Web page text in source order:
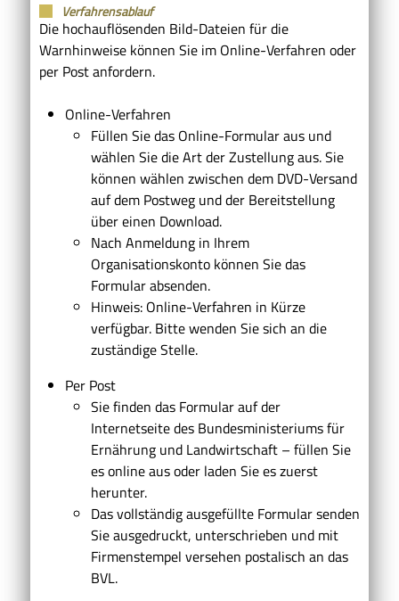
Verfahrensablauf
Die hochauflösenden Bild-Dateien für die
Warnhinweise können Sie im Online-Verfahren oder
per Post anfordern.
Online-Verfahren
Füllen Sie das Online-Formular aus und
wählen Sie die Art der Zustellung aus. Sie
können wählen zwischen dem DVD-Versand
auf dem Postweg und der Bereitstellung
über einen Download.
Nach Anmeldung in Ihrem
Organisationskonto können Sie das
Formular absenden.
Hinweis: Online-Verfahren in Kürze
verfügbar. Bitte wenden Sie sich an die
zuständige Stelle.
Per Post
Sie finden das Formular auf der
Internetseite des Bundesministeriums für
Ernährung und Landwirtschaft – füllen Sie
es online aus oder laden Sie es zuerst
herunter.
Das vollständig ausgefüllte Formular senden
Sie ausgedruckt, unterschrieben und mit
Firmenstempel versehen postalisch an das
BVL.